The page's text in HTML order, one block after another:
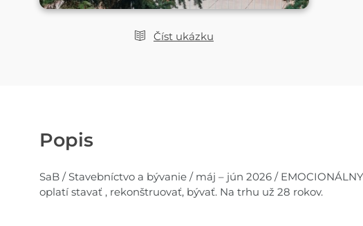
Číst ukázku
Popis
SaB / Stavebníctvo a bývanie / máj – jún 2026 /
oplatí stavať , rekonštruovať, bývať. Na trhu už 28 rokov.